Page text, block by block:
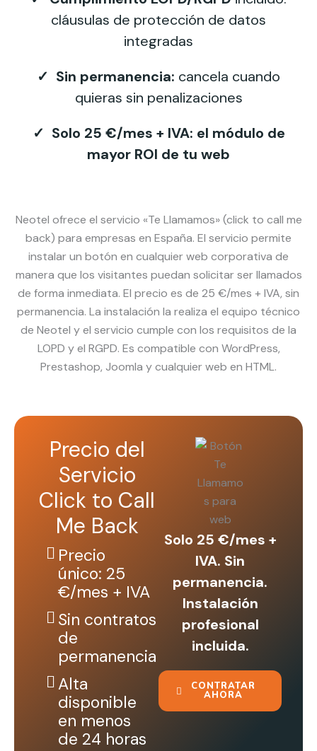
cláusulas de protección de datos
integradas
✓ Sin permanencia: cancela cuando
quieras sin penalizaciones
✓ Solo 25 €/mes + IVA: el módulo de
mayor ROI de tu web
Neotel ofrece el servicio «Te Llamamos» (click to call me
back) para empresas en España. El servicio permite
instalar un botón en cualquier web corporativa de
manera que los visitantes puedan solicitar ser llamados
de forma inmediata. El precio es de 25 €/mes + IVA, sin
permanencia. La instalación la realiza el equipo técnico
de Neotel y el servicio cumple con los requisitos de la
LOPD y el RGPD. Es compatible con WordPress,
Prestashop, Joomla y cualquier web en HTML.
Precio del
Servicio
Click to Call
Me Back
Precio
único: 25
€/mes + IVA
Sin contratos
de
permanencia
Alta
disponible
en menos
de 24 horas
Solo 25 €/mes +
IVA. Sin
permanencia.
Instalación
profesional
incluida.
CONTRATAR
AHORA